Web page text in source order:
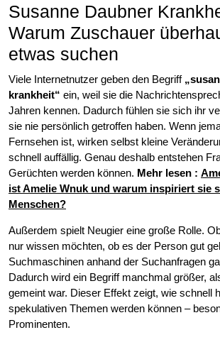
Susanne Daubner
Warum Zuschauer
etwas suchen
Viele Internetnutzer geben den Begriff
krankheit“ ein, weil sie die
Jahren kennen. Dadurch fühlen sie sich ihr
sie nie persönlich getroffen haben. Wenn
Fernsehen ist, wirken selbst kleine
schnell auffällig. Genau deshalb entstehen
Gerüchten werden können. Mehr lesen :
ist Amelie Wnuk und warum inspiriert sie
Menschen?
Außerdem spielt Neugier eine große Rolle.
nur wissen möchten, ob es der Person gut
Suchmaschinen anhand der Suchanfragen
Dadurch wird ein Begriff manchmal größer,
gemeint war. Dieser Effekt zeigt, wie schnell
spekulativen Themen werden können –
Prominenten.